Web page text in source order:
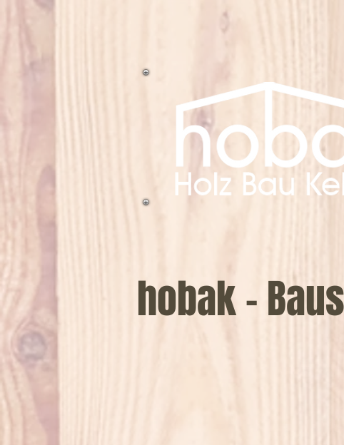
hobak -